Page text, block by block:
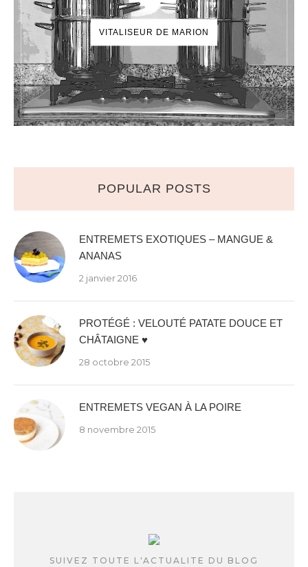
VITALISEUR DE MARION
POPULAR POSTS
ENTREMETS EXOTIQUES – MANGUE &
ANANAS
2 janvier 2016
PROTÉGÉ : VELOUTÉ PATATE DOUCE ET
CHÂTAIGNE ♥
28 octobre 2015
ENTREMETS VEGAN À LA POIRE
8 novembre 2015
SUIVEZ TOUTE L'ACTUALITE DU BLOG